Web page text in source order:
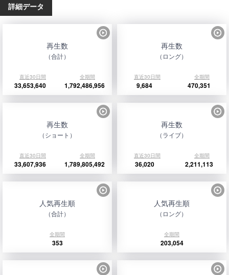
詳細データ
再生数
（合計）
直近30日間 全期間
33,653,640 1,792,486,956
再生数
（ロング）
直近30日間 全期間
9,684 470,351
再生数
（ショート）
直近30日間 全期間
33,607,936 1,789,805,492
再生数
（ライブ）
直近30日間 全期間
36,020 2,211,113
人気再生順
（合計）
全期間
353
人気再生順
（ロング）
全期間
203,054